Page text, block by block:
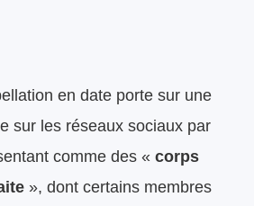
en date porte sur une
sur les réseaux sociaux par
comme des « corps
», dont certains membres